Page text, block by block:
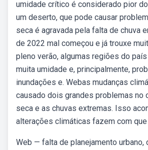
umidade crítico é considerado pior
um deserto, que pode causar
seca é agravada pela falta de chuva
de 2022 mal começou e já trouxe
pleno verão, algumas regiões do
muita umidade e, principalmente,
inundações e. Webas mudanças
causado dois grandes problemas no
seca e as chuvas extremas. Isso
alterações climáticas fazem com que
Web — falta de planejamento urbano,